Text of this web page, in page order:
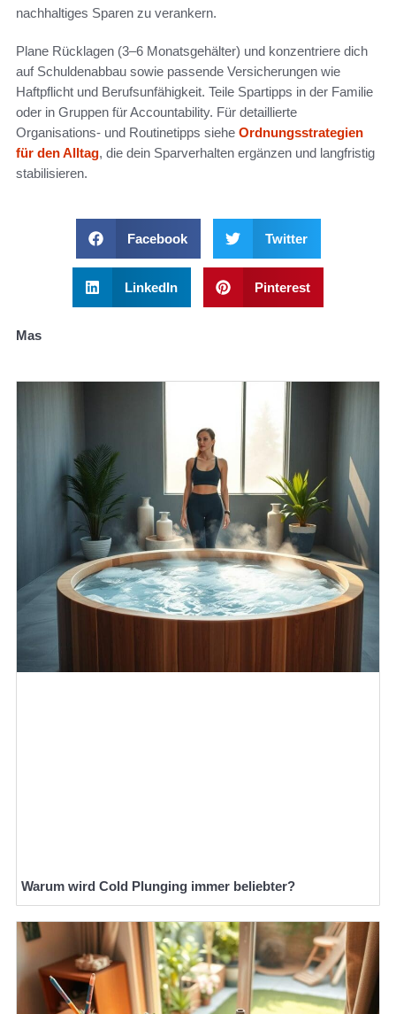
nachhaltiges Sparen zu verankern.
Plane Rücklagen (3–6 Monatsgehälter) und konzentriere dich
auf Schuldenabbau sowie passende Versicherungen wie
Haftpflicht und Berufsunfähigkeit. Teile Spartipps in der Familie
oder in Gruppen für Accountability. Für detaillierte
Organisations- und Routinetipps siehe Ordnungsstrategien
für den Alltag, die dein Sparverhalten ergänzen und langfristig
stabilisieren.
Facebook Twitter
LinkedIn Pinterest
Mas
Warum wird Cold Plunging immer beliebter?